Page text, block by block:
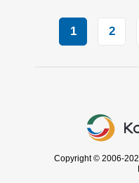
1 2
Copyright © 2006-